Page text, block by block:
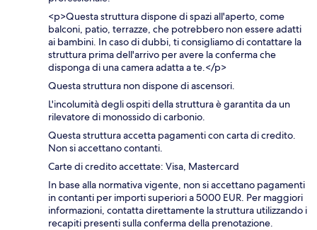
<p>Questa struttura dispone di spazi all'aperto, come
balconi, patio, terrazze, che potrebbero non essere adatti
ai bambini. In caso di dubbi, ti consigliamo di contattare la
struttura prima dell'arrivo per avere la conferma che
disponga di una camera adatta a te.</p>
Questa struttura non dispone di ascensori.
L'incolumità degli ospiti della struttura è garantita da un
rilevatore di monossido di carbonio.
Questa struttura accetta pagamenti con carta di credito.
Non si accettano contanti.
Carte di credito accettate: Visa, Mastercard
In base alla normativa vigente, non si accettano pagamenti
in contanti per importi superiori a 5000 EUR. Per maggiori
informazioni, contatta direttamente la struttura utilizzando i
recapiti presenti sulla conferma della prenotazione.